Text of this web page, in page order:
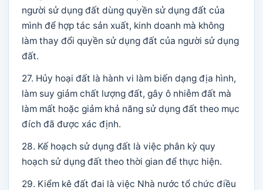
người sử dụng đất dùng quyền sử dụng đất của
mình để hợp tác sản xuất, kinh doanh mà không
làm thay đổi quyền sử dụng đất của người sử dụng
đất.
27. Hủy hoại đất là hành vi làm biến dạng địa hình,
làm suy giảm chất lượng đất, gây ô nhiễm đất mà
làm mất hoặc giảm khả năng sử dụng đất theo mục
đích đã được xác định.
28. Kế hoạch sử dụng đất là việc phân kỳ quy
hoạch sử dụng đất theo thời gian để thực hiện.
29. Kiểm kê đất đai là việc Nhà nước tổ chức điều